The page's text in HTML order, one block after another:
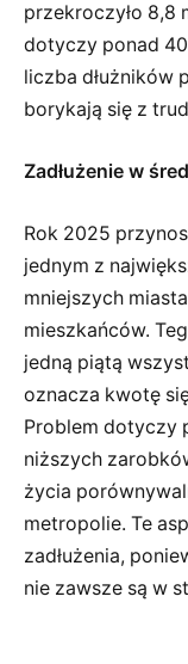
przekroczyło 8,8
dotyczy ponad
liczba dłużników
borykają się z
Zadłużenie w
Rok 2025
jednym z
mniejszych
mieszkańców.
jedną piątą
oznacza kwotę
Problem dotyczy
niższych
życia
metropolie. Te
zadłużenia,
nie zawsze są w